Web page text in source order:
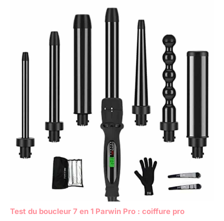
Test du boucleur 7 en 1 Parwin Pro : coiffure pro